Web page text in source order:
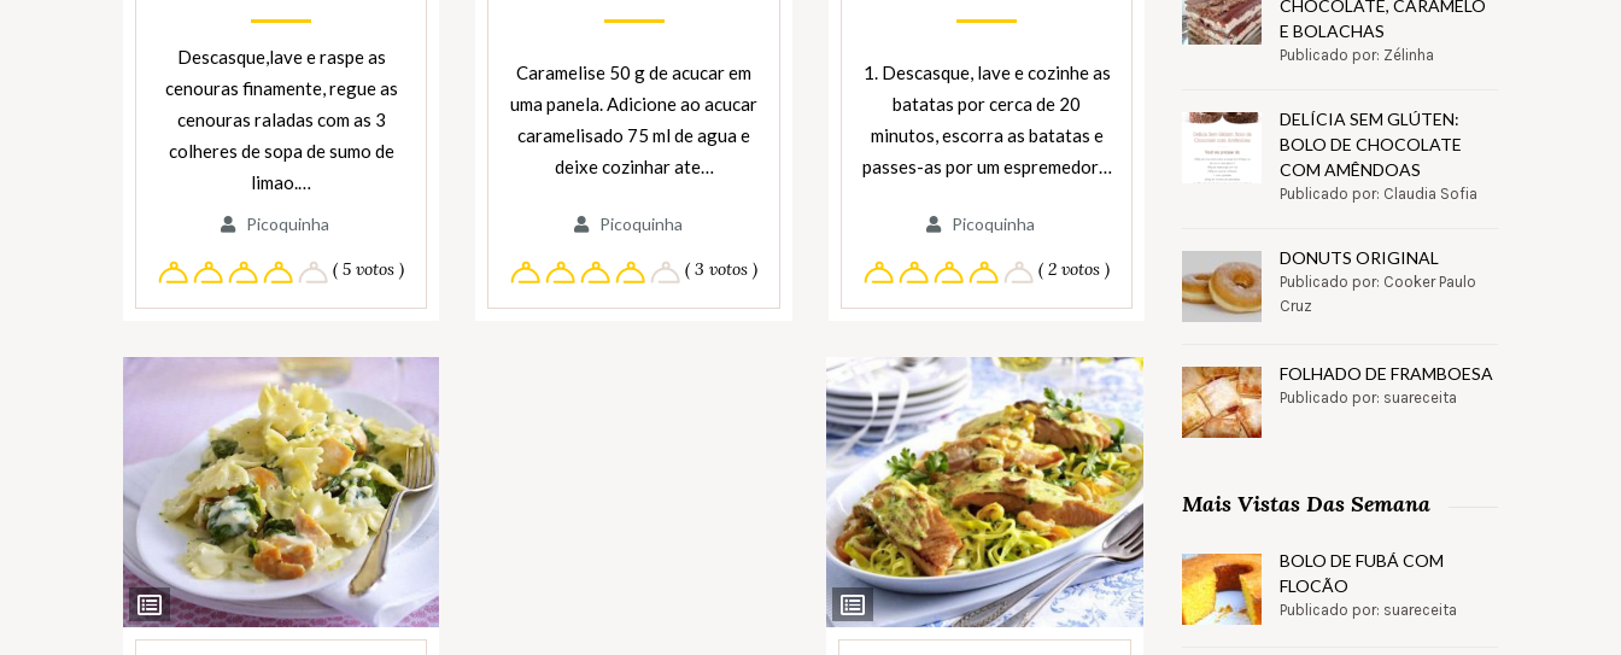
Descasque,lave e raspe as
cenouras finamente, regue as
cenouras raladas com as 3
colheres de sopa de sumo de
limao.…
Picoquinha
( 5 votos )
Caramelise 50 g de acucar em
uma panela. Adicione ao acucar
caramelisado 75 ml de agua e
deixe cozinhar ate…
Picoquinha
( 3 votos )
1. Descasque, lave e cozinhe as
batatas por cerca de 20
minutos, escorra as batatas e
passes-as por um espremedor…
Picoquinha
( 2 votos )
Ver
Ingredientes
Ver
Ingredientes
CHOCOLATE, CARAMELO
E BOLACHAS
Publicado por: Zélinha
DELÍCIA SEM GLÚTEN:
BOLO DE CHOCOLATE
COM AMÊNDOAS
Publicado por: Claudia Sofia
DONUTS ORIGINAL
Publicado por: Cooker Paulo
Cruz
FOLHADO DE FRAMBOESA
Publicado por: suareceita
Mais Vistas Das Semana
BOLO DE FUBÁ COM
FLOCÃO
Publicado por: suareceita